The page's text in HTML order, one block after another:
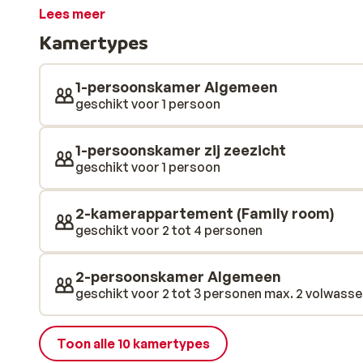
drie zwembaden en twee aparte kinderbaden. Hier
voor verschillende activiteiten voor jong en oud. Je
voor een hele fijne vakantie op Fuerteventura!
Lees meer
Kamertypes
1-persoonskamer Algemeen
geschikt voor 1 persoon
1-persoonskamer zij zeezicht
geschikt voor 1 persoon
2-kamerappartement (Family room)
geschikt voor 2 tot 4 personen
2-persoonskamer Algemeen
geschikt voor 2 tot 3 personen max. 2
Toon alle 10 kamertypes